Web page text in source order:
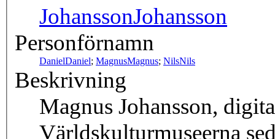
JohanssonJohansson
Personförnamn
DanielDaniel; MagnusMagnus; NilsNils
Beskrivning
Magnus Johansson,
Världskulturmuseerna